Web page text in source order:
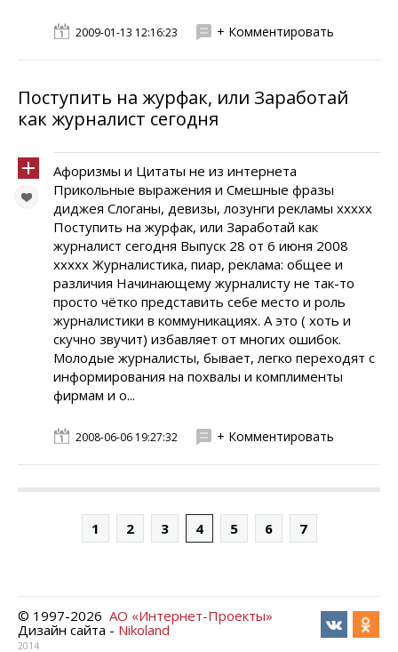
2009-01-13 12:16:23 + Комментировать
Поступить на журфак, или Заработай
как журналист сегодня
Афоризмы и Цитаты не из интернета
Прикольные выражения и Смешные фразы
диджея Слоганы, девизы, лозунги рекламы xxxxx
Поступить на журфак, или Заработай как
журналист сегодня Выпуск 28 от 6 июня 2008
xxxxx Журналистика, пиар, реклама: общее и
различия Начинающему журналисту не так-то
просто чётко представить себе место и роль
журналистики в коммуникациях. А это ( хоть и
скучно звучит) избавляет от многих ошибок.
Молодые журналисты, бывает, легко переходят с
информирования на похвалы и комплименты
фирмам и о...
2008-06-06 19:27:32 + Комментировать
1 2 3 4 5 6 7
© 1997-2026 АО «Интернет-Проекты»
Дизайн сайта - Nikoland
2014